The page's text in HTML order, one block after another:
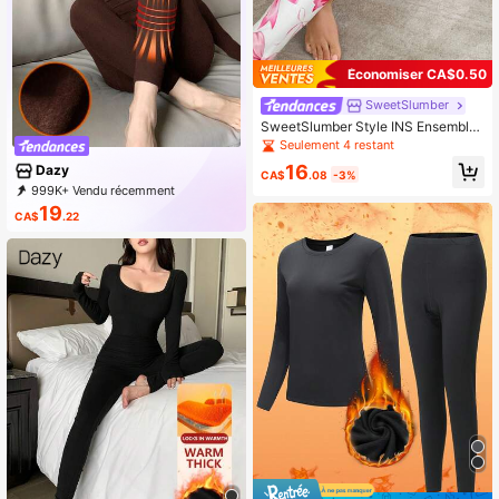
Dazy
999K+ Vendu récemment
999K+ Rachat
CA$19.22
Économiser CA$0.50
SweetSlumber
SweetSlumber Style INS Ensemble
mignon de femmes avec décoration
de nœud, automne / hiver
Seulement 4 restant
CA$16.08 -3%